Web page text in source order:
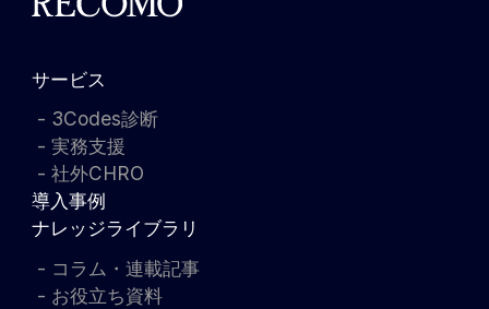
サービス
3Codes診断
実務支援
社外CHRO
導入事例
ナレッジライブラリ
コラム・連載記事
お役立ち資料